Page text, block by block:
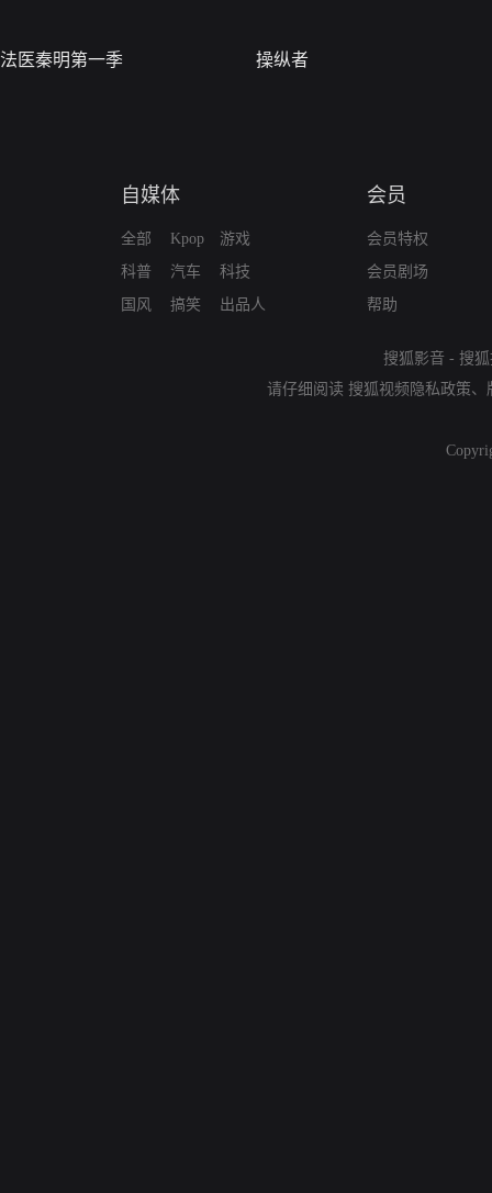
法医秦明第一季 操纵者
自媒体
全部
科普
国风
Kpop
汽车
搞笑
游戏
科技
出品人
会员
会员特权
会员剧场
帮助
搜狐影音 - 搜
请仔细阅读 搜狐视频隐私政策、